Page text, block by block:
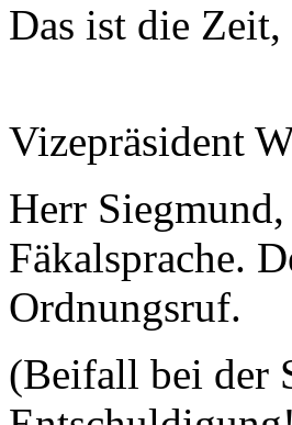
Das ist die
Vizepräsident
Herr
Fäkalsprache.
Ordnungsruf.
(Beifall bei der